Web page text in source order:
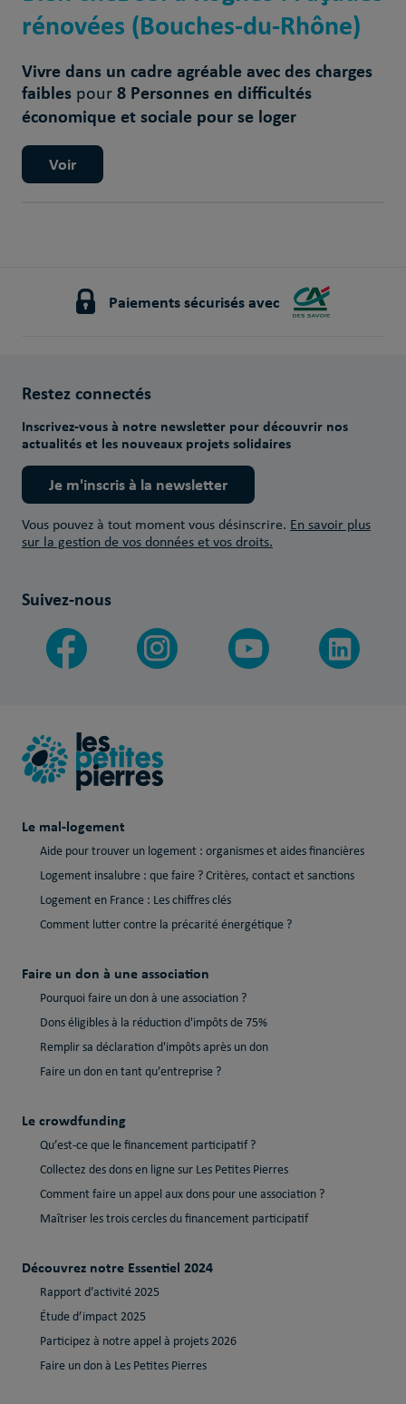
rénovées (Bouches-du-Rhône)
Vivre dans un cadre agréable avec des charges
faibles pour8 Personnes en difficultés
économique et sociale pour se loger
Voir
Paiements sécurisés avec
Restez connectés
Inscrivez-vous à notre newsletter pour découvrir nos
actualités et les nouveaux projets solidaires
Je m'inscris à la newsletter
Vous pouvez à tout moment vous désinscrire. En savoir plus
sur la gestion de vos données et vos droits.
Suivez-nous
Le mal-logement
Aide pour trouver un logement : organismes et aides financières
Logement insalubre : que faire ? Critères, contact et sanctions
Logement en France : Les chiffres clés
Comment lutter contre la précarité énergétique ?
Faire un don à une association
Pourquoi faire un don à une association ?
Dons éligibles à la réduction d'impôts de 75%
Remplir sa déclaration d'impôts après un don
Faire un don en tant qu’entreprise ?
Le crowdfunding
Qu’est-ce que le financement participatif ?
Collectez des dons en ligne sur Les Petites Pierres
Comment faire un appel aux dons pour une association ?
Maîtriser les trois cercles du financement participatif
Découvrez notre Essentiel 2024
Rapport d’activité 2025
Étude d’impact 2025
Participez à notre appel à projets 2026
Faire un don à Les Petites Pierres